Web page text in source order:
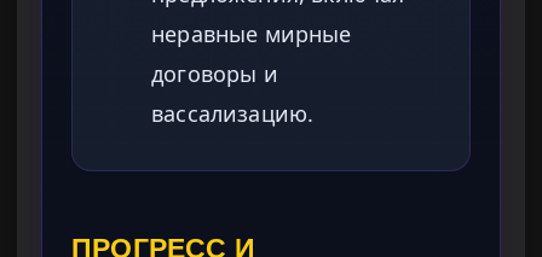
неравные мирные
договоры и
вассализацию.
ПРОГРЕСС И